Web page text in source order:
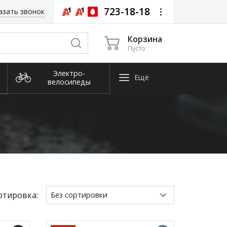
звонок 723-18-18
Корзина
Пусто
Электро­
велосипеды
Снегоуборочная
Ещё